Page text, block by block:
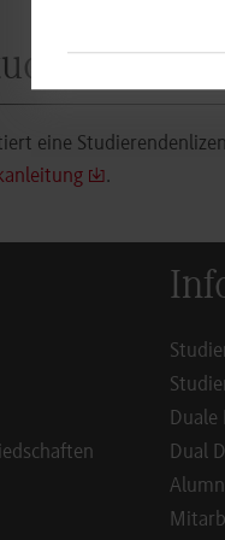
eine
.
Duale
Dual